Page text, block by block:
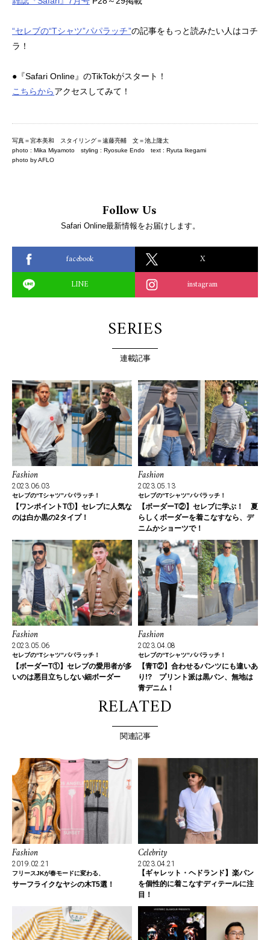
“セレブの“Tシャツ”パパラッチ”の記事をもっと読みたい人はコチ
ラ！
●『Safari Online』のTikTokがスタート！
こちらからアクセスしてみて！
写真＝宮本美和 スタイリング＝遠藤亮輔 文＝池上隆太
photo : Mika Miyamoto styling : Ryosuke Endo text : Ryuta Ikegami
photo by AFLO
Follow Us
Safari Online最新情報をお届けします。
facebook
X
LINE
instagram
SERIES
連載記事
Fashion
2023.06.03
セレブの“Tシャツ”パパラッチ！
【ワンポイントT①】セレブに人気な
のは白か黒の2タイプ！
Fashion
2023.05.13
セレブの“Tシャツ”パパラッチ！
【ボーダーT②】セレブに学ぶ！ 夏
らしくボーダーを着こなすなら、デ
ニムかショーツで！
Fashion
2023.05.06
セレブの“Tシャツ”パパラッチ！
【ボーダーT①】セレブの愛用者が多
いのは悪目立ちしない細ボーダー
Fashion
2023.04.08
セレブの“Tシャツ”パパラッチ！
【青T②】合わせるパンツにも違いあ
り!? プリント派は黒パン、無地は
青デニム！
RELATED
関連記事
Fashion
2019.02.21
フリースJKが春モードに変わる、
サーフライクなヤシの木T5選！
Celebrity
2023.04.21
【ギャレット・ヘドランド】楽パン
を個性的に着こなすディテールに注
目！